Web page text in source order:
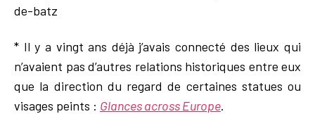
de-batz
* Il y a vingt ans déjà j’avais connecté des lieux qui
n’avaient pas d’autres relations historiques entre eux
que la direction du regard de certaines statues ou
visages peints : Glances across Europe.